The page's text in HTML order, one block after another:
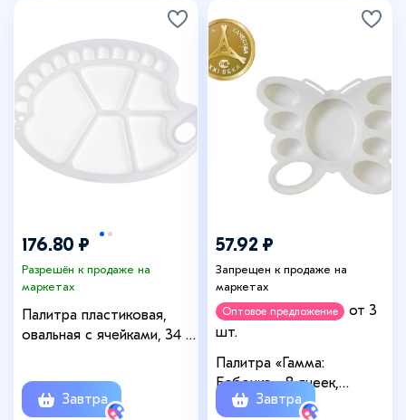
176.80 ₽
Разрешён к продаже на
маркетах
Палитра пластиковая,
овальная с ячейками, 34 х
Завтра
57.92 ₽
Запрещен к продаже на
маркетах
Оптовое предложение
от 3
шт.
Палитра «Гамма:
Бабочка», 8 ячеек,
пластикЗавтра